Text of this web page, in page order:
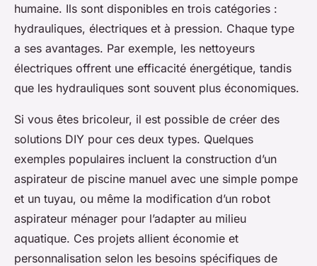
humaine. Ils sont disponibles en trois catégories :
hydrauliques, électriques et à pression. Chaque type
a ses avantages. Par exemple, les nettoyeurs
électriques offrent une efficacité énergétique, tandis
que les hydrauliques sont souvent plus économiques.
Si vous êtes bricoleur, il est possible de créer des
solutions DIY pour ces deux types. Quelques
exemples populaires incluent la construction d’un
aspirateur de piscine manuel avec une simple pompe
et un tuyau, ou même la modification d’un robot
aspirateur ménager pour l’adapter au milieu
aquatique. Ces projets allient économie et
personnalisation selon les besoins spécifiques de